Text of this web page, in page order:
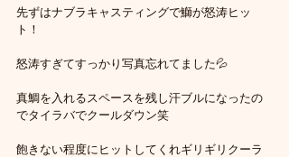
先ずはナブラキャスティングで鰤が怒涛ヒッ
ト！
怒涛すぎてすっかり写真忘れてました💦
真鯛を入れるスペースを残し汗ブルになったの
でタイラバでクールダウン笑
飽きない程度にヒットしてくれギリギリクーラ